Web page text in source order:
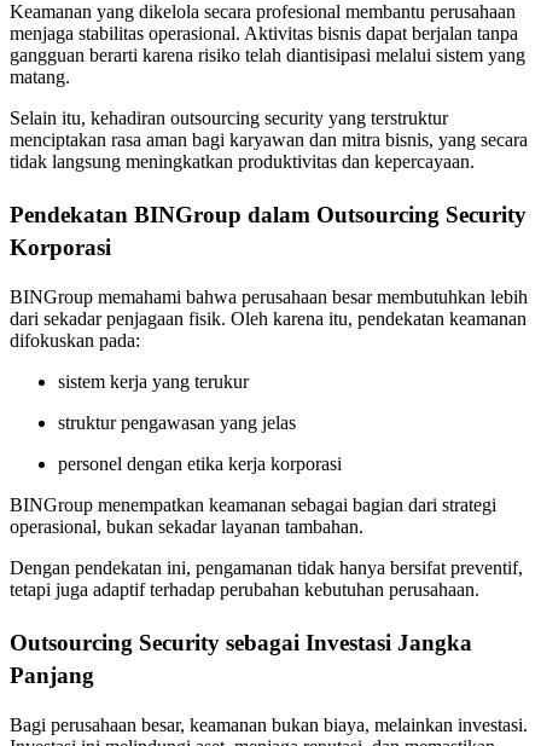
Keamanan yang dikelola secara profesional membantu perusahaan
menjaga stabilitas operasional. Aktivitas bisnis dapat berjalan tanpa
gangguan berarti karena risiko telah diantisipasi melalui sistem yang
matang.
Selain itu, kehadiran outsourcing security yang terstruktur
menciptakan rasa aman bagi karyawan dan mitra bisnis, yang secara
tidak langsung meningkatkan produktivitas dan kepercayaan.
Pendekatan BINGroup dalam Outsourcing Security
Korporasi
BINGroup memahami bahwa perusahaan besar membutuhkan lebih
dari sekadar penjagaan fisik. Oleh karena itu, pendekatan keamanan
difokuskan pada:
sistem kerja yang terukur
struktur pengawasan yang jelas
personel dengan etika kerja korporasi
BINGroup menempatkan keamanan sebagai bagian dari strategi
operasional, bukan sekadar layanan tambahan.
Dengan pendekatan ini, pengamanan tidak hanya bersifat preventif,
tetapi juga adaptif terhadap perubahan kebutuhan perusahaan.
Outsourcing Security sebagai Investasi Jangka
Panjang
Bagi perusahaan besar, keamanan bukan biaya, melainkan investasi.